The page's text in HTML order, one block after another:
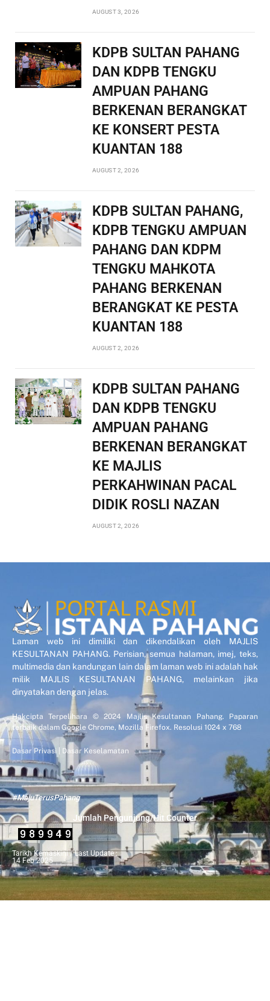
AUGUST 3, 2026
KDPB SULTAN PAHANG
DAN KDPB TENGKU
AMPUAN PAHANG
BERKENAN BERANGKAT
KE KONSERT PESTA
KUANTAN 188
AUGUST 2, 2026
KDPB SULTAN PAHANG,
KDPB TENGKU AMPUAN
PAHANG DAN KDPM
TENGKU MAHKOTA
PAHANG BERKENAN
BERANGKAT KE PESTA
KUANTAN 188
AUGUST 2, 2026
KDPB SULTAN PAHANG
DAN KDPB TENGKU
AMPUAN PAHANG
BERKENAN BERANGKAT
KE MAJLIS
PERKAHWINAN PACAL
DIDIK ROSLI NAZAN
AUGUST 2, 2026
Laman web ini dimiliki dan dikendalikan oleh MAJLIS
KESULTANAN PAHANG. Perisian, semua halaman, imej, teks,
multimedia dan kandungan lain dalam laman web ini adalah hak
milik MAJLIS KESULTANAN PAHANG, melainkan jika
dinyatakan dengan jelas.
Hakcipta Terpelihara © 2024 Majlis Kesultanan Pahang. Paparan
terbaik dalam Google Chrome, Mozilla Firefox. Resolusi 1024 x 768
Dasar Privasi Dasar Keselamatan
#MajuTerusPahang
Jumlah Pengunjung/Hit Counter
Tarikh Kemaskini / Last Update :
14 Feb 2025